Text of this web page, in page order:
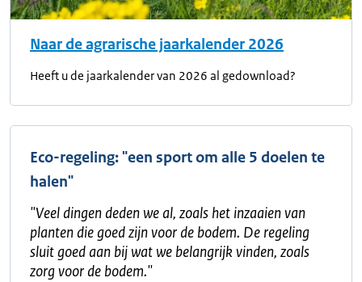
Naar de agrarische jaarkalender 2026
Heeft u de jaarkalender van 2026 al gedownload?
Eco-regeling: "een sport om alle 5 doelen te
halen"
"Veel dingen deden we al, zoals het inzaaien van
planten die goed zijn voor de bodem. De regeling
sluit goed aan bij wat we belangrijk vinden, zoals
zorg voor de bodem."